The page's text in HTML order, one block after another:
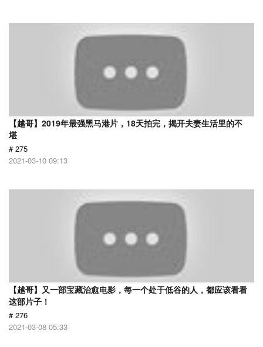
【越哥】2019年最强黑马港片，18天拍完，揭开夫妻生活里的不
堪
# 275
2021-03-10 09:13
【越哥】又一部宝藏治愈电影，每一个处于低谷的人，都应该看看
这部片子！
# 276
2021-03-08 05:33